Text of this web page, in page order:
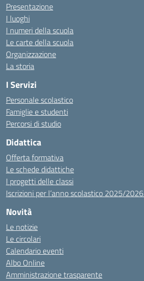
Presentazione
I luoghi
I numeri della scuola
Le carte della scuola
Organizzazione
La storia
I Servizi
Personale scolastico
Famiglie e studenti
Percorsi di studio
Didattica
Offerta formativa
Le schede didattiche
I progetti delle classi
Iscrizioni per l’anno scolastico 2025/
Novità
Le notizie
Le circolari
Calendario eventi
Albo Online
Amministrazione trasparente